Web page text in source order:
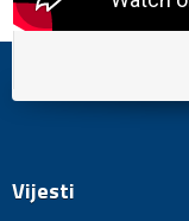
Vijesti